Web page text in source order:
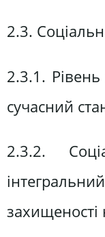
2.3.
2.3.1.
сучасний
2.3.2.
захищеності